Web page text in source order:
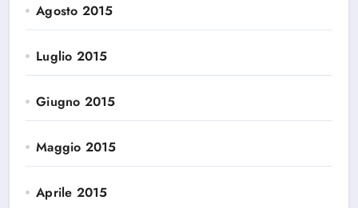
Agosto 2015
Luglio 2015
Giugno 2015
Maggio 2015
Aprile 2015